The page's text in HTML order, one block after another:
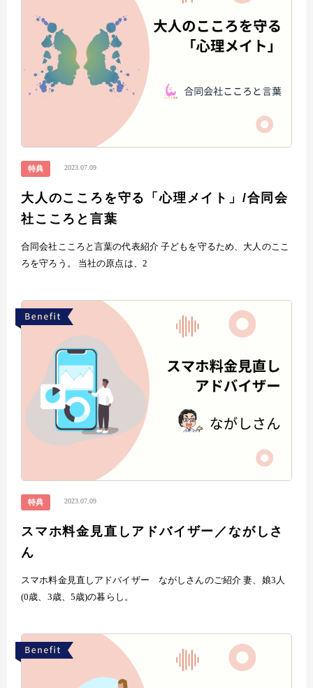
特典 2023.07.09
大人のこころを守る「心理メイト」/合同会
社こころと言葉
合同会社こころと言葉の代表紹介 子どもを守るため、大人のここ
ろを守ろう。 当社の原点は、2
特典 2023.07.09
スマホ料金見直しアドバイザー／ながしさ
ん
スマホ料金見直しアドバイザー ながしさんのご紹介 妻、娘3人
(0歳、3歳、5歳)の暮らし。